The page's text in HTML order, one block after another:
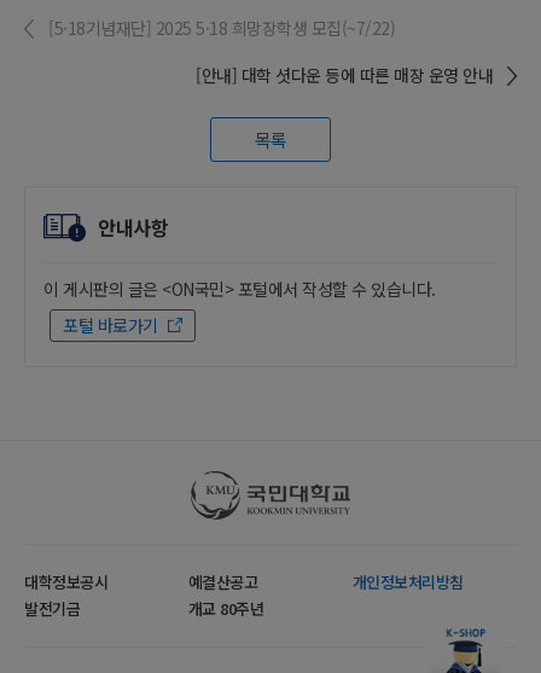
[5·18기념재단] 2025 5·18 희망장학생 모집(~7/22)
[안내] 대학 셧다운 등에 따른 매장 운영 안내
목록
안내사항
이 게시판의 글은 <ON국민> 포털에서 작성할 수 있습니다.
포털 바로가기
국민대학교
대학정보공시 예결산공고
개인정보처리방침
발전기금
개교 80주년